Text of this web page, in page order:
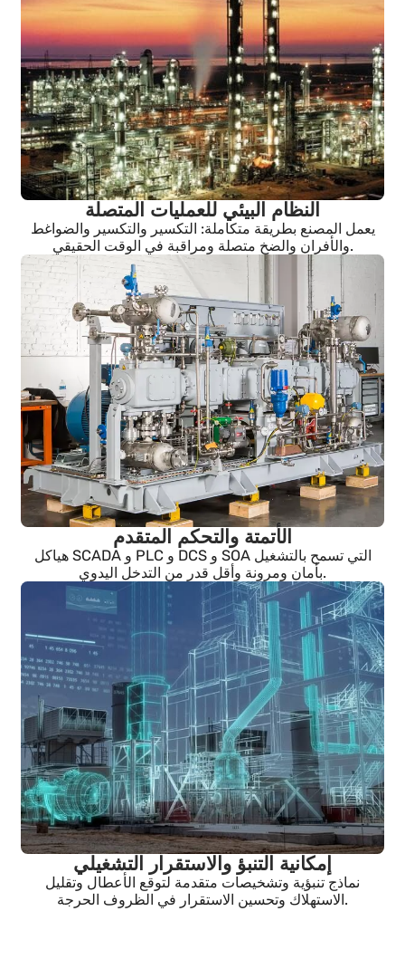
النظام البيئي للعمليات المتصلة
يعمل المصنع بطريقة متكاملة: التكسير والتكسير والضواغط
والأفران والضخ متصلة ومراقبة في الوقت الحقيقي.
الأتمتة والتحكم المتقدم
هياكل SCADA و PLC و DCS و SOA التي تسمح بالتشغيل